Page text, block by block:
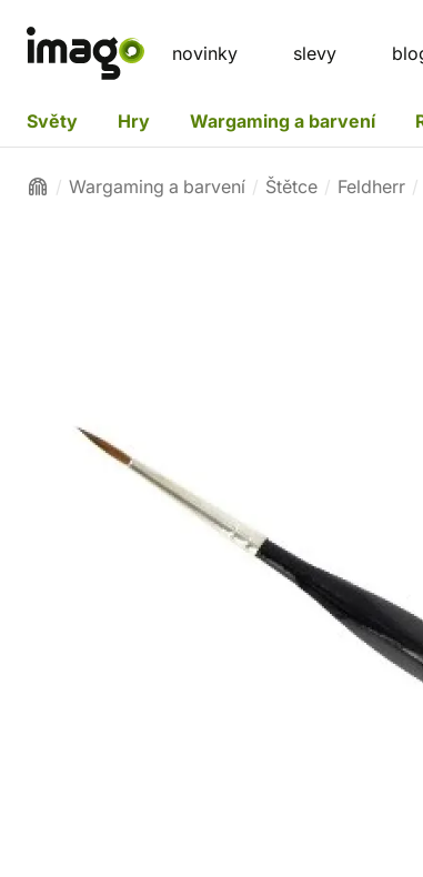
novinky slevy
Světy Hry Wargaming a barvení
Wargaming a barvení Štětce Feldherr